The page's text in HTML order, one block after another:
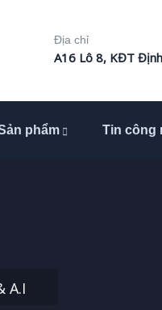
Địa chỉ
A16 Lô 8, KĐT
phẩm Tin công
A.I